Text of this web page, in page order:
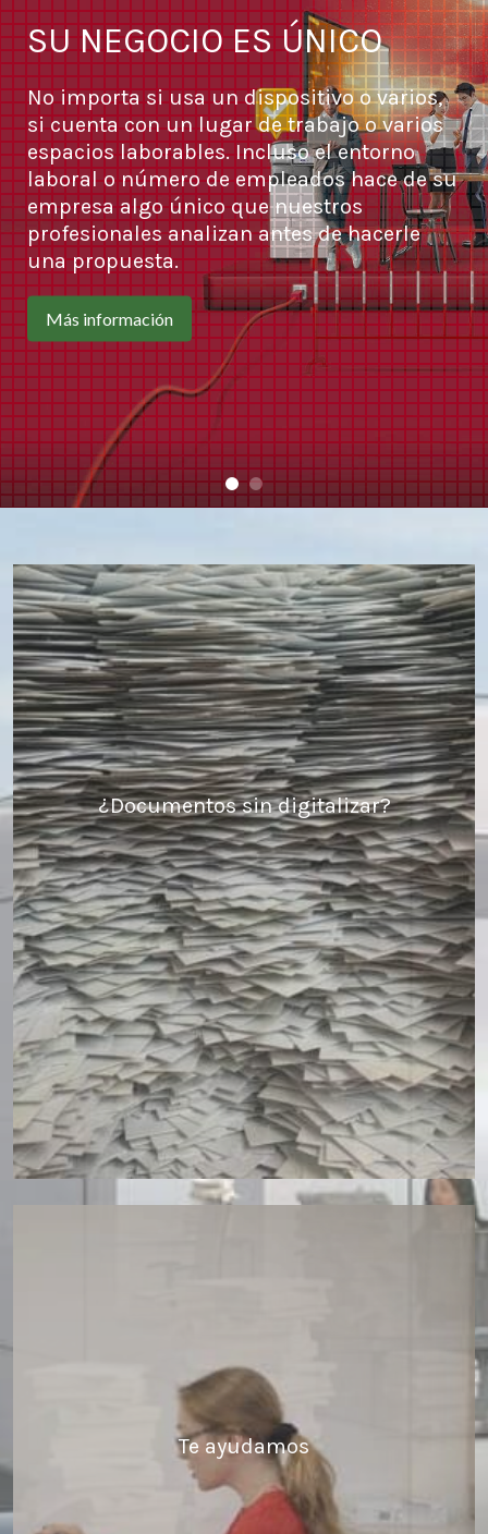
SU NEGOCIO ES ÚNICO
No importa si usa un dispositivo o varios,
si cuenta con un lugar de trabajo o varios
espacios laborables. Incluso el entorno
laboral o número de empleados hace de su
empresa algo único que nuestros
profesionales analizan antes de hacerle
una propuesta.
Más información
¿Documentos sin digitalizar?
Te ayudamos